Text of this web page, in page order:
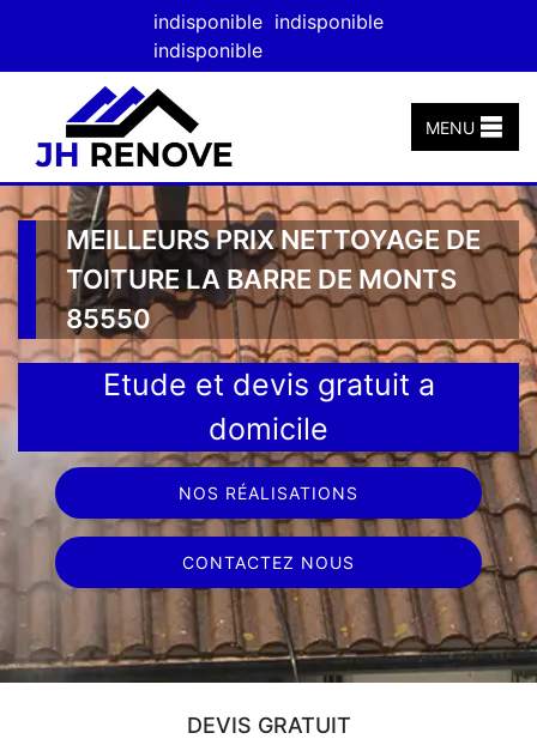
indisponible indisponible
indisponible
MENU
MEILLEURS PRIX NETTOYAGE DE
TOITURE LA BARRE DE MONTS
85550
Etude et devis gratuit a
domicile
NOS RÉALISATIONS
CONTACTEZ NOUS
DEVIS GRATUIT